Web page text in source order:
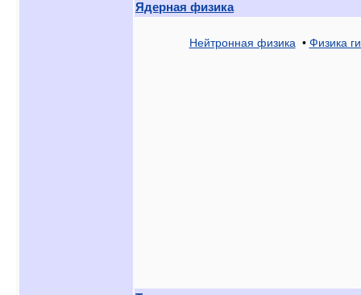
Ядерная физика
Нейтронная физика • Физика